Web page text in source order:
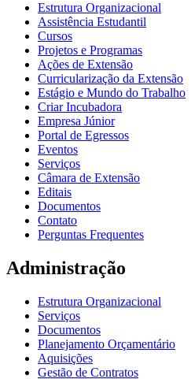
Estrutura Organizacional
Assistência Estudantil
Cursos
Projetos e Programas
Ações de Extensão
Curricularização da Extensão
Estágio e Mundo do Trabalho
Criar Incubadora
Empresa Júnior
Portal de Egressos
Eventos
Serviços
Câmara de Extensão
Editais
Documentos
Contato
Perguntas Frequentes
Administração
Estrutura Organizacional
Serviços
Documentos
Planejamento Orçamentário
Aquisições
Gestão de Contratos